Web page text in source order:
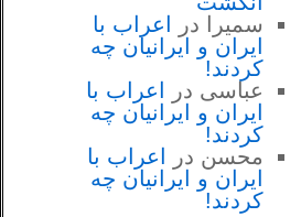
سمیرا
در
اعراب با
ايران و ايرانيان چه
كردند!
عباسی در
اعراب با
ايران و ايرانيان چه
كردند!
محسن در
اعراب با
ايران و ايرانيان چه
كردند!